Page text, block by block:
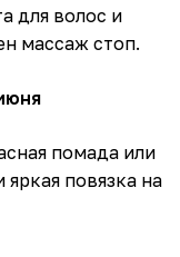
для волос и
массаж стоп.
помада или
повязка на